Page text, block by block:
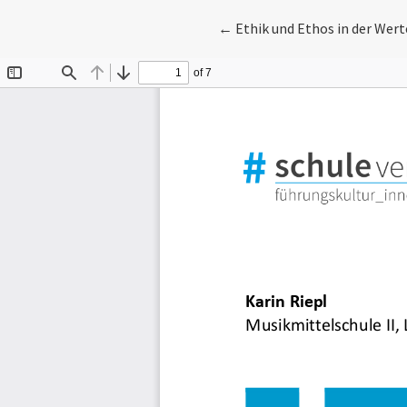
← Zu Artikeldetails
Ethik und Ethos in der